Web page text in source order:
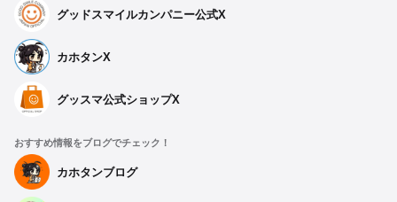
グッドスマイルカンパニー公式X
カホタンX
グッスマ公式ショップX
おすすめ情報をブログでチェック！
カホタンブログ